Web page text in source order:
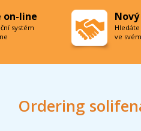
Ordering
on-line
systém
ve